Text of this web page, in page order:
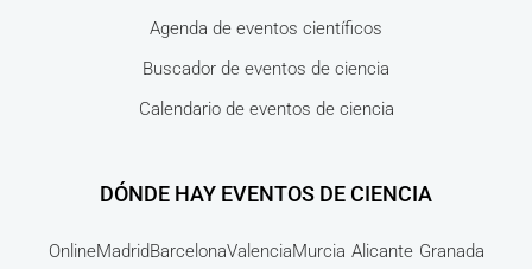
Agenda de eventos científicos
Buscador de eventos de ciencia
Calendario de eventos de ciencia
DÓNDE HAY EVENTOS DE CIENCIA
OnlineMadridBarcelonaValenciaMurcia Alicante Granada